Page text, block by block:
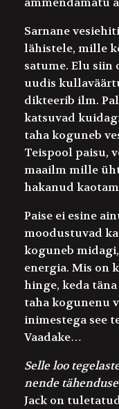
Sarnane
lähistele, mille
satume. Elu siin
uudis
dikteerib ilm.
katsuvad
taha koguneb
Teispool paisu,
maailm mille
hakanud
Paise ei esine
moodustuvad
koguneb
energia. Mis on
hinge, keda
taha kogunenu
inimestega see
Vaadake…
Selle loo
nende
Jack on